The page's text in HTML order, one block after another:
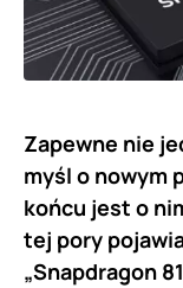
Zapewne nie
myśl o nowym
końcu jest o
tej pory
„Snapdragon